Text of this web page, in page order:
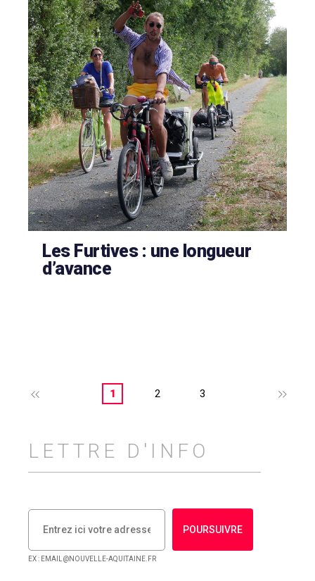
Les Furtives : une longueur
d’avance
1 2 3
LETTRE D'INFO
POURSUIVRE
EX : EMAIL@NOUVELLE-AQUITAINE.FR